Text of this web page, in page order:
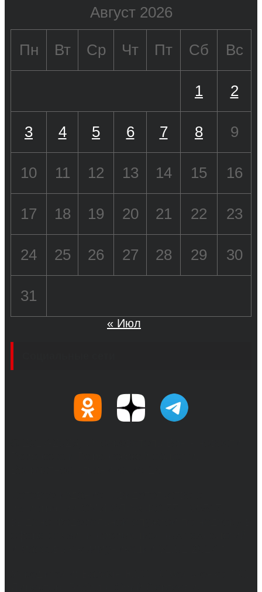
Август 2026
Пн Вт Ср Чт Пт Сб Вс
1 2
3 4 5 6 7 8 9
10 11 12 13 14 15 16
17 18 19 20 21 22 23
24 25 26 27 28 29 30
31
« Июл